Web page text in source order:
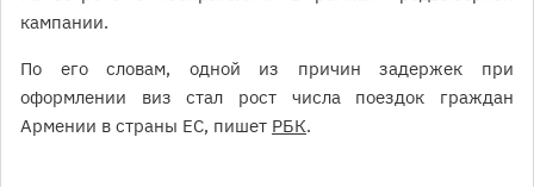
кампании.
По его словам, одной из причин задержек при
оформлении виз стал рост числа поездок граждан
Армении в страны ЕС, пишет РБК.